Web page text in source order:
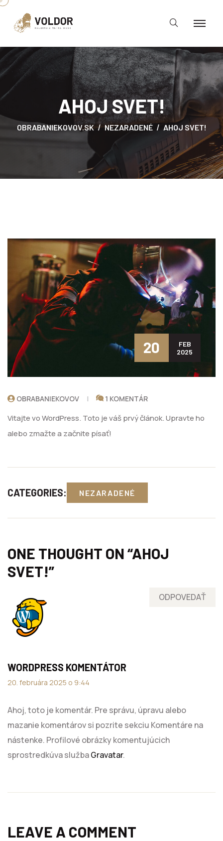
AHOJ SVET!
OBRABANIEKOVOV.SK NEZARADENÉ AHOJ SVET!
20
FEB
2025
OBRABANIEKOVOV 1 KOMENTÁR
Vitajte vo WordPress. Toto je váš prvý článok. Upravte ho
alebo zmažte a začnite písať!
CATEGORIES: NEZARADENÉ
ONE THOUGHT ON “AHOJ
SVET!”
WORDPRESS KOMENTÁTOR
20. februára 2025 o 9:44
Ahoj, toto je komentár. Pre správu, úpravu alebo
mazanie komentárov si pozrite sekciu Komentáre na
nástenke. Profilové obrázky komentujúcich
sprostredkúva službaGravatar.
ODPOVEDAŤ
LEAVE A COMMENT